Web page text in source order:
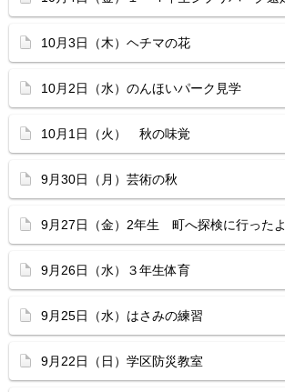
10月3日（木）ヘチマの花
10月2日（水）のんほいパーク見学
10月1日（火） 秋の味覚
9月30日（月）芸術の秋
9月27日（金）2年生 町へ探検に行ったよ
9月26日（水）３年生体育
9月25日（水）はさみの練習
9月22日（日）学区防災教室